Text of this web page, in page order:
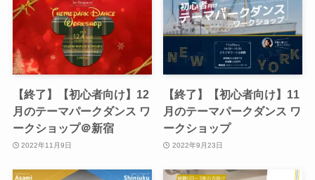
【終了】【初心者向け】12
月のテーマパークダンス ワ
ークショップ＠新宿
2022年11月9日
【終了】【初心者向け】11
月のテーマパークダンス ワ
ークショップ
2022年9月23日